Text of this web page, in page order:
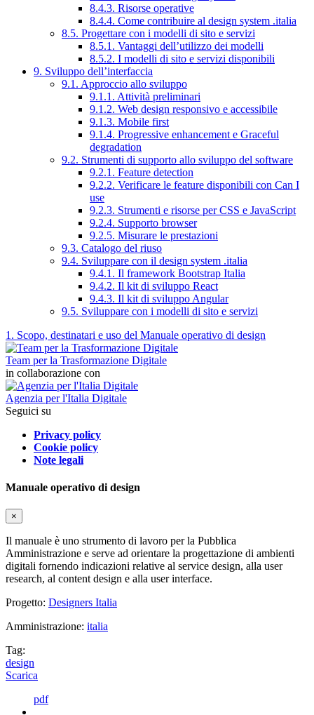
8.4.3. Risorse operative
8.4.4. Come contribuire al design system .italia
8.5. Progettare con i modelli di sito e servizi
8.5.1. Vantaggi dell’utilizzo dei modelli
8.5.2. I modelli di sito e servizi disponibili
9. Sviluppo dell’interfaccia
9.1. Approccio allo sviluppo
9.1.1. Attività preliminari
9.1.2. Web design responsivo e accessibile
9.1.3. Mobile first
9.1.4. Progressive enhancement e Graceful
degradation
9.2. Strumenti di supporto allo sviluppo del software
9.2.1. Feature detection
9.2.2. Verificare le feature disponibili con Can I
use
9.2.3. Strumenti e risorse per CSS e JavaScript
9.2.4. Supporto browser
9.2.5. Misurare le prestazioni
9.3. Catalogo del riuso
9.4. Sviluppare con il design system .italia
9.4.1. Il framework Bootstrap Italia
9.4.2. Il kit di sviluppo React
9.4.3. Il kit di sviluppo Angular
9.5. Sviluppare con i modelli di sito e servizi
1. Scopo, destinatari e uso del Manuale operativo di design
Team per la Trasformazione Digitale
in collaborazione con
Agenzia per l'Italia Digitale
Seguici su
Privacy policy
Cookie policy
Note legali
Manuale operativo di design
×
Il manuale è uno strumento di lavoro per la Pubblica
Amministrazione e serve ad orientare la progettazione di ambienti
digitali fornendo indicazioni relative al service design, alla user
research, al content design e alla user interface.
Progetto: Designers Italia
Amministrazione: italia
Tag:
design
Scarica
pdf